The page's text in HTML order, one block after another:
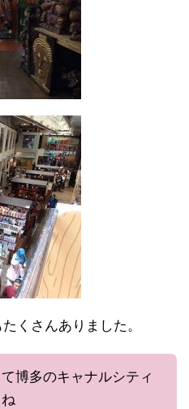
くさんありました。
博多のキャナルシティ